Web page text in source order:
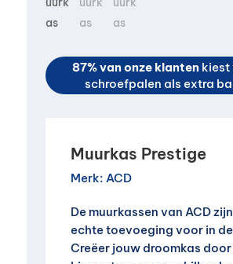
87% van onze klanten kiest
schroefpalen als extra
Muurkas Prestige
Merk: ACD
De muurkassen van ACD
echte toevoeging voor in
Creëer jouw droomkas